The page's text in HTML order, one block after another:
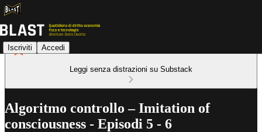
Iscriviti Accedi
Leggi senza distrazioni su Substack
Algoritmo controllo – Imitation of
consciousness - Episodi 5 - 6